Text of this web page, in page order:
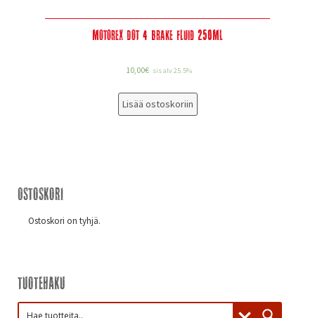
Motorex Dot 4 Brake Fluid 250Ml
10,00€ sis alv 25.5%
Lisää ostoskoriin
Ostoskori
Ostoskori on tyhjä.
Tuotehaku